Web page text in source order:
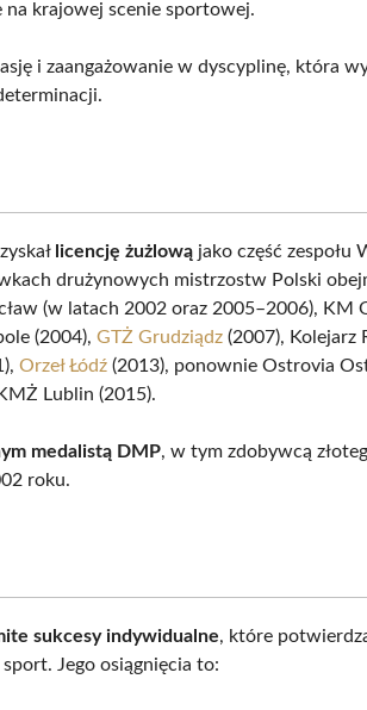
na krajowej scenie sportowej.
i zaangażowanie w dyscyplinę, która
licencję żużlową jako część zespołu
drużynowych mistrzostw Polski
(w latach 2002 oraz 2005–2006), KM
(2004),GTŻ Grudziądz (2007), Kolejarz
Orzeł Łódź (2013), ponownie Ostrovia
Lublin (2015).
medalistą DMP, w tym zdobywcą
roku.
sukcesy indywidualne, które
Jego osiągnięcia to: